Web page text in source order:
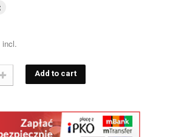
incl.
Add to cart